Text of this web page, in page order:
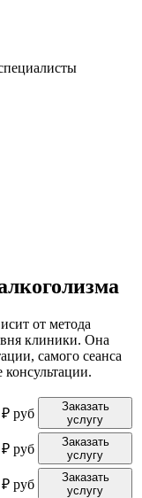
от метода
клиники. Она
самого сеанса
руб
Заказать
услугу
руб
Заказать
услугу
руб
Заказать
услугу